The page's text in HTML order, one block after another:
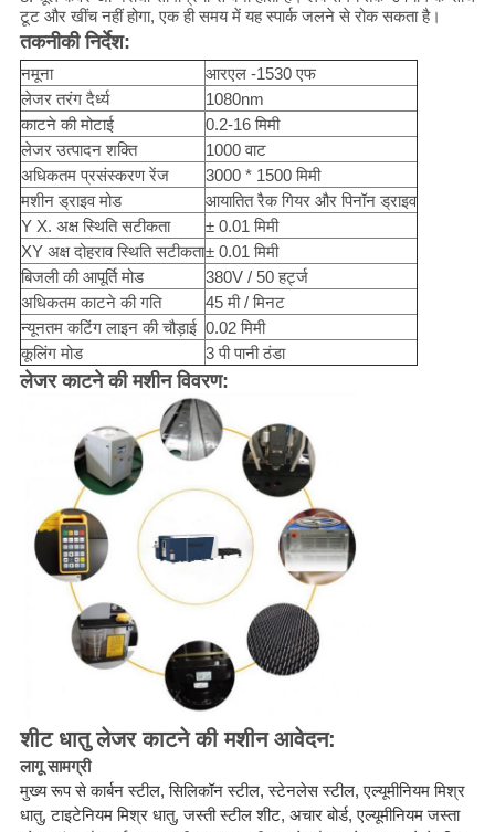
टूट और खींच नहीं होगा, एक ही समय में यह स्पार्क जलने से रोक सकता है।
तकनीकी निर्देश:
नमूना
आरएल -1530 एफ
लेजर तरंग दैर्ध्य
1080nm
काटने की मोटाई
0.2-16 मिमी
लेजर उत्पादन शक्ति
1000 वाट
अधिकतम प्रसंस्करण रेंज
3000 * 1500 मिमी
मशीन ड्राइव मोड
आयातित रैक गियर और पिनॉन ड्राइव
Y X. अक्ष स्थिति सटीकता
± 0.01 मिमी
XY अक्ष दोहराव स्थिति सटीकता± 0.01 मिमी
बिजली की आपूर्ति मोड
380V / 50 हर्ट्ज
अधिकतम काटने की गति
45 मी / मिनट
न्यूनतम कटिंग लाइन की चौड़ाई 0.02 मिमी
कूलिंग मोड
3 पी पानी ठंडा
लेजर काटने की मशीन विवरण:
शीट धातु लेजर काटने की मशीन आवेदन:
लागू सामग्री
मुख्य रूप से कार्बन स्टील, सिलिकॉन स्टील, स्टेनलेस स्टील, एल्यूमीनियम मिश्र
धातु, टाइटेनियम मिश्र धातु, जस्ती स्टील शीट, अचार बोर्ड, एल्यूमीनियम जस्ता